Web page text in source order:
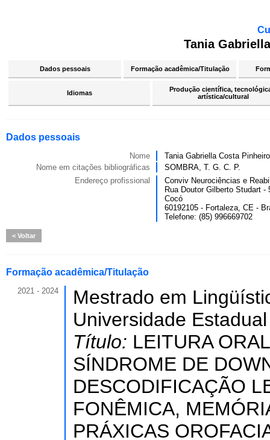
Tania
Dados pessoais Formação acadêmica/Titulação
Idiomas
Produção científica,
artística/cultural
Dados pessoais
Nome
Tania Gabriella Costa
Nome em citações bibliográficas
SOMBRA, T. G. C. P.
Endereço profissional
Conviv Neurociências e
Rua Doutor Gilberto Studart -
Cocó
60192105 - Fortaleza, CE -
Telefone: (85) 996669702
Voltar
Formação acadêmica/Titulação
2021 - 2024
Mestrado em
Universidade
Título: LEITURA
SÍNDROME DE
DESCODIFICAÇÃO
FONÊMICA,
PRÁXICAS